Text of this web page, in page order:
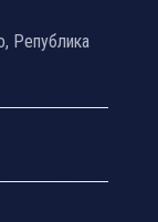
Република